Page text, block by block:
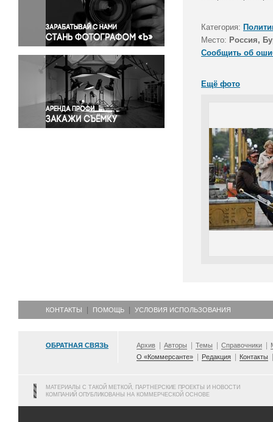
Правосудие
Происшествия и конфликты
Религия
Светская жизнь
Спорт
Экология
Экономика и бизнес
Категория:
Место: Россия,
Сообщить об
Ещё фото
КОНТАКТЫ ПОМОЩЬ УСЛОВИЯ ИСПОЛЬЗОВАНИЯ
ОБРАТНАЯ СВЯЗЬ Архив Авторы Темы Справочники
О «Коммерсанте»
Редакция Контакты
МАТЕРИАЛЫ С ТАКОЙ МЕТКОЙ, ПАРТНЕРСКИЕ ПРОЕКТЫ И НОВОСТИ
КОМПАНИЙ ОПУБЛИКОВАНЫ НА КОММЕРЧЕСКОЙ ОСНОВЕ